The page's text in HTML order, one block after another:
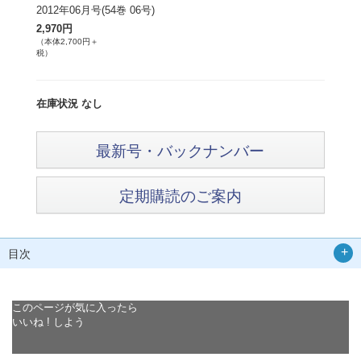
2012年06月号(54巻 06号)
2,970円
（本体2,700円＋
税）
在庫状況 なし
最新号・バックナンバー
定期購読のご案内
目次
このページが気に入ったら
いいね ! しよう